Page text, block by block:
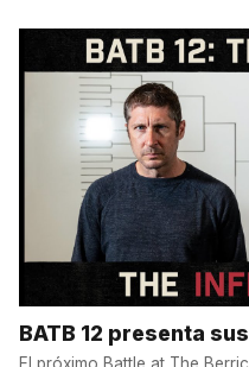
BATB 12 presenta